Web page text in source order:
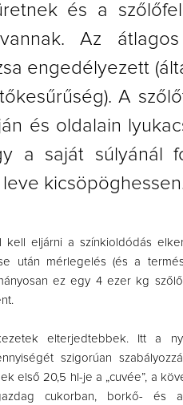
és a
Az
engedélyezett
A
és oldalain
a saját súlyánál
kell eljárni a színkioldódás
után mérlegelés (és a termés
ez egy 4 ezer kg
elterjedtebbek. Itt a
szigorúan
első 20,5 hl-je a „cuvée”, a
cukorban, borkő- és